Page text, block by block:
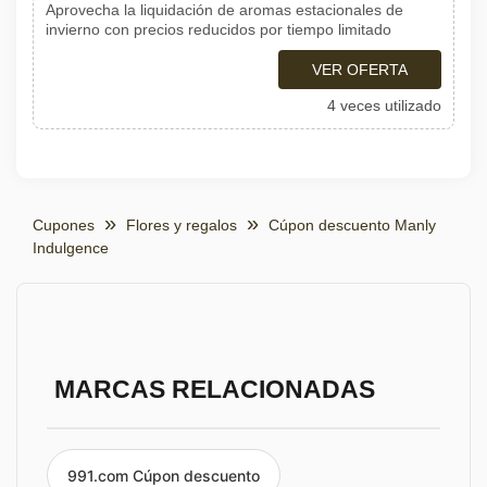
Aprovecha la liquidación de aromas estacionales de
invierno con precios reducidos por tiempo limitado
VER OFERTA
4 veces utilizado
Cupones Flores y regalos
Cúpon descuento Manly
Indulgence
MARCAS RELACIONADAS
991.com Cúpon descuento